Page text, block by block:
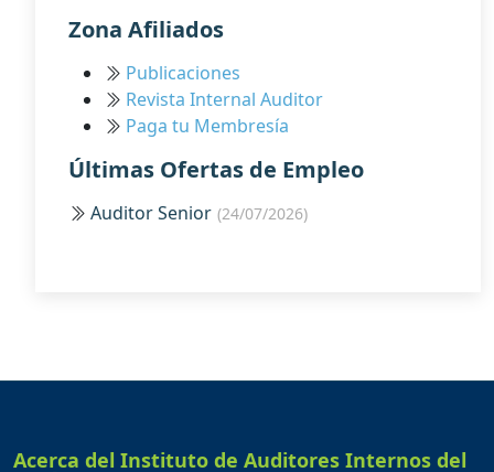
Zona Afiliados
Publicaciones
Revista Internal Auditor
Paga tu Membresía
Últimas Ofertas de Empleo
Auditor Senior (24/07/2026)
Acerca del Instituto de Auditores Internos del